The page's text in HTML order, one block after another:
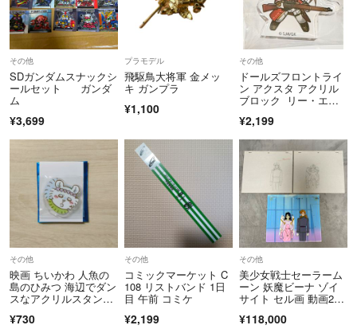
その他
SDガンダムスナックシ
ールセット ガンダ
ム
¥3,699
プラモデル
飛駆鳥大将軍 金メッ
キ ガンプラ
¥1,100
その他
ドールズフロントライ
ン アクスタ アクリル
ブロック リー・エン
¥2,199
その他
映画 ちいかわ 人魚の
島のひみつ 海辺でダン
スなアクリルスタン
¥730
その他
コミックマーケット C
108 リストバンド 1日
目 午前 コミケ
¥2,199
その他
美少女戦士セーラーム
ーン 妖魔ビーナ ゾイ
サイト セル画 動画2
¥118,000